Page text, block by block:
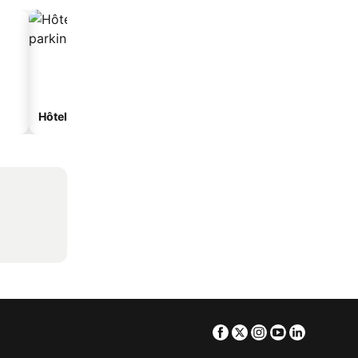
Hôtels avec parking
Facebook
TwitterInstagram
Youtube